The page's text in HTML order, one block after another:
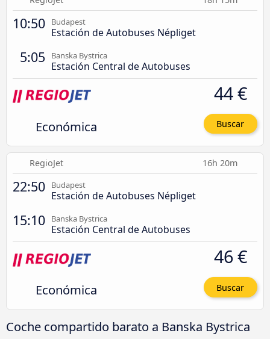
10:50 Budapest
Estación de Autobuses Népliget
5:05 Banska Bystrica
Estación Central de Autobuses
Económica
44 €
Buscar
RegioJet 16h 20m
22:50 Budapest
Estación de Autobuses Népliget
15:10 Banska Bystrica
Estación Central de Autobuses
Económica
46 €
Buscar
Coche compartido barato a Banska Bystrica